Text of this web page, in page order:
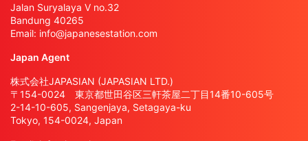
Jalan Suryalaya V no.32
Bandung 40265
Email: info@japanesestation.com
Japan Agent
株式会社JAPASIAN (JAPASIAN LTD.)
〒154-0024 東京都世田谷区三軒茶屋二丁目14番10-605号
2-14-10-605, Sangenjaya, Setagaya-ku
Tokyo, 154-0024, Japan